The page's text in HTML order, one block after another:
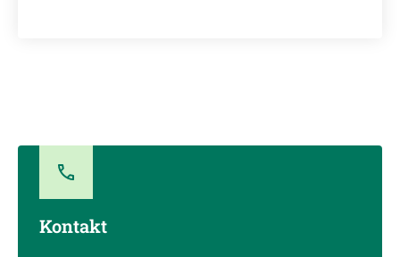
Kontakt